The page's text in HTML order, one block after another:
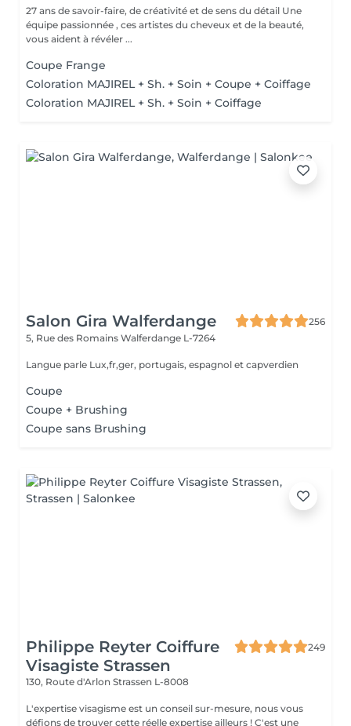
27 ans de savoir-faire, de créativité et de sens du détail Une
équipe passionnée , ces artistes du cheveux et de la beauté,
vous aident à révéler ...
Coupe Frange
Coloration MAJIREL + Sh. + Soin + Coupe + Coiffage
Coloration MAJIREL + Sh. + Soin + Coiffage
Salon Gira Walferdange
256
5, Rue des Romains Walferdange L-7264
Langue parle Lux,fr,ger, portugais, espagnol et capverdien
Coupe
Coupe + Brushing
Coupe sans Brushing
Philippe Reyter Coiffure
Visagiste Strassen
249
130, Route d'Arlon Strassen L-8008
L'expertise visagisme est un conseil sur-mesure, nous vous
défions de trouver cette réelle expertise ailleurs ! C'est une